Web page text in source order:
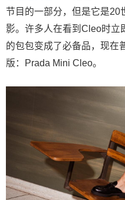
节目的一部分，但是它是20
影。许多人在看到Cleo时立
的包包变成了必备品，现在
版：Prada Mini Cleo。